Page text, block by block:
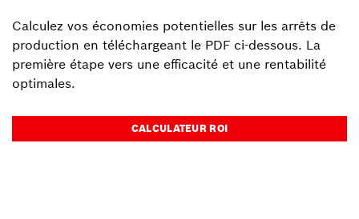
Calculez vos économies potentielles sur les arrêts de
production en téléchargeant le PDF ci-dessous. La
première étape vers une efficacité et une rentabilité
optimales.
CALCULATEUR ROI